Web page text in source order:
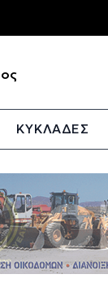
ΚΥΚΛΑΔΕΣ